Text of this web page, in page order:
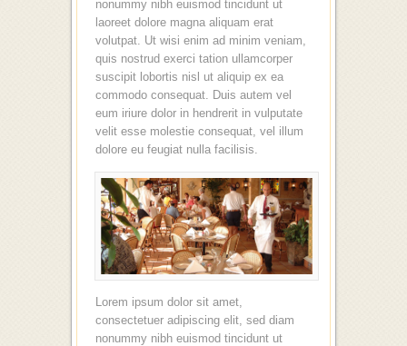
nonummy nibh euismod tincidunt ut
laoreet dolore magna aliquam erat
volutpat. Ut wisi enim ad minim veniam,
quis nostrud exerci tation ullamcorper
suscipit lobortis nisl ut aliquip ex ea
commodo consequat. Duis autem vel
eum iriure dolor in hendrerit in vulputate
velit esse molestie consequat, vel illum
dolore eu feugiat nulla facilisis.
Lorem ipsum dolor sit amet,
consectetuer adipiscing elit, sed diam
nonummy nibh euismod tincidunt ut